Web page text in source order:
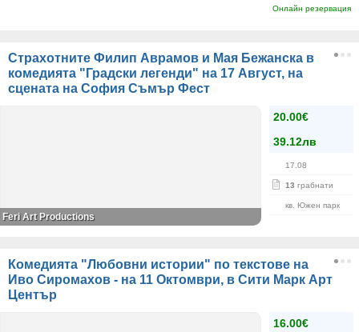
Онлайн резервация
Страхотните Филип Аврамов и Мая Бежанска в
комедията "Градски легенди" на 17 Август, на
сцената на София Съмър Фест
20.00€
39.12лв
17.08
13 грабнати
кв. Южен парк
Feri Art Productions
Комедията "Любовни истории" по текстове на
Иво Сиромахов - на 11 Октомври, в Сити Марк Арт
Център
16.00€